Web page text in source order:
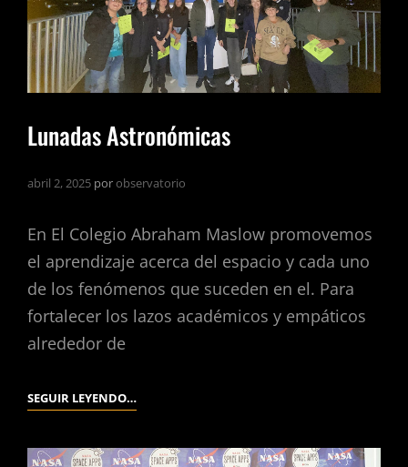
Lunadas Astronómicas
abril 2, 2025 porobservatorio
En El Colegio Abraham Maslow promovemos
el aprendizaje acerca del espacio y cada uno
de los fenómenos que suceden en el. Para
fortalecer los lazos académicos y empáticos
alrededor de
SEGUIR LEYENDO…